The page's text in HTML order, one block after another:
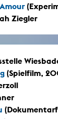
Ziegler
(Spielfilm,